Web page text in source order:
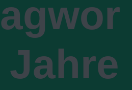
Jahre